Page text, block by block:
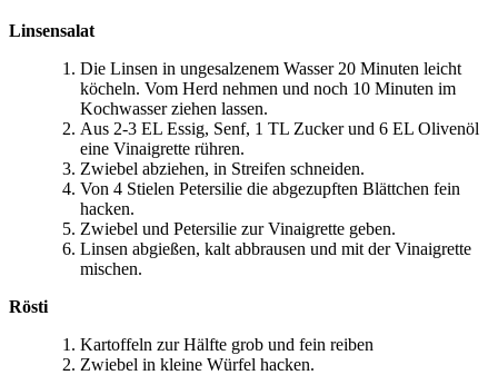
Linsensalat
Die Linsen in ungesalzenem Wasser 20 Minuten leicht
köcheln. Vom Herd nehmen und noch 10 Minuten im
Kochwasser ziehen lassen.
Aus 2-3 EL Essig, Senf, 1 TL Zucker und 6 EL Olivenöl
eine Vinaigrette rühren.
Zwiebel abziehen, in Streifen schneiden.
Von 4 Stielen Petersilie die abgezupften Blättchen fein
hacken.
Zwiebel und Petersilie zur Vinaigrette geben.
Linsen abgießen, kalt abbrausen und mit der Vinaigrette
mischen.
Rösti
Kartoffeln zur Hälfte grob und fein reiben
Zwiebel in kleine Würfel hacken.